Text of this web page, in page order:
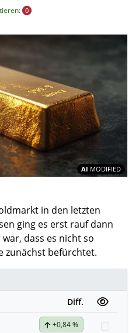
0
AI MODIFIED
in den letzten
ging es erst rauf dann
dass es nicht so
zunächst befürchtet.
Diff.
+0,84 %